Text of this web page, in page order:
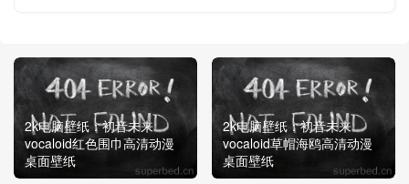
2k电脑壁纸：初音未来
vocaloid红色围巾高清动漫
桌面壁纸
2k电脑壁纸：初音未来
vocaloid草帽海鸥高清动漫
桌面壁纸